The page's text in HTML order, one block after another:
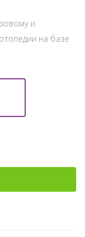
и
на базе